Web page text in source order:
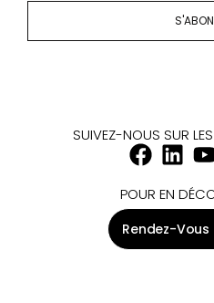
SUIVEZ-NOUS SUR
POUR EN
Rendez-Vous